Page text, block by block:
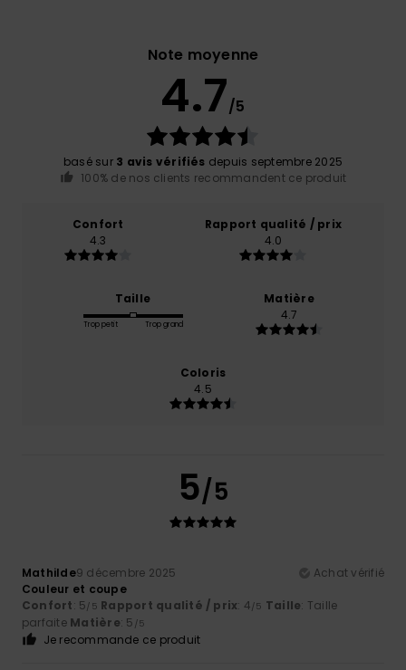
Note moyenne
4.7/5
basé sur 3 avis vérifiés depuis septembre 2025
100% de nos clients recommandent ce produit
Confort
4.3
Rapport qualité / prix
4.0
Taille
Trop petit Trop grand
Matière
4.7
Coloris
4.5
5/5
Mathilde9 décembre 2025
Achat vérifié
Couleur et coupe
Confort: 5/5 Rapport qualité / prix: 4/5 Taille: Taille
parfaite Matière: 5 /5
Je recommande ce produit